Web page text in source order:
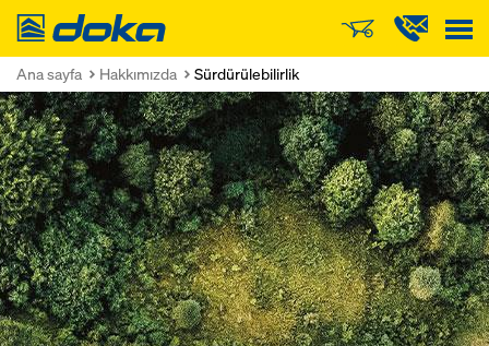
Doka
Ana sayfa Hakkımızda Sürdürülebilirlik